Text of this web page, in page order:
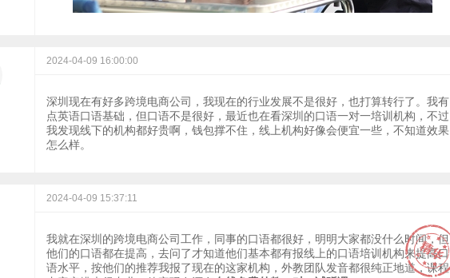
2024-04-09 16:00:00
深圳现在有好多跨境电商公司，我现在的行业发展不是很好，也打算转行了。我有
点英语口语基础，但口语不是很好，最近也在看深圳的口语一对一培训机构，不过
我发现线下的机构都好贵啊，钱包撑不住，线上机构好像会便宜一些，不知道效果
怎么样。
2024-04-09 15:37:11
我就在深圳的跨境电商公司工作，同事的口语都很好，明明大家都没什么时间，但
他们的口语都在提高，去问了才知道他们基本都有报线上的口语培训机构来提高口
语水平，按他们的推荐我报了现在的这家机构，外教团队发音都很纯正地道，课程